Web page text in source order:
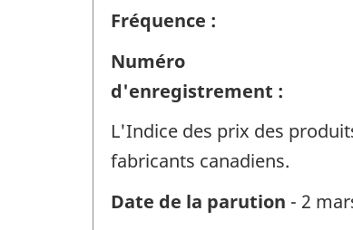
Fréquence :
Numéro
d'enregistrement :
L'Indice des prix des
fabricants canadiens.
Date de la parution - 2